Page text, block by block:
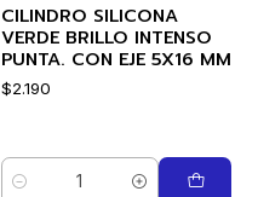
CILINDRO SILICONA
VERDE BRILLO INTENSO
PUNTA. CON EJE 5X16 MM
$2.190
Cantidad